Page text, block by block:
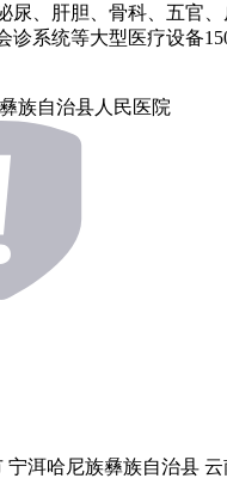
尿、肝胆、骨科、五官
诊系统等大型医疗设备
族自治县人民医院
宁洱哈尼族彝族自治县